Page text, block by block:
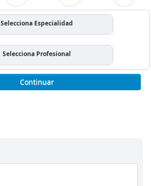
Selecciona Especialidad
Selecciona Profesional
Continuar